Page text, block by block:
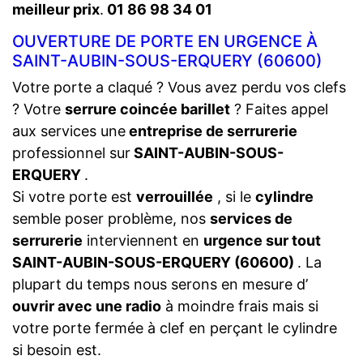
meilleur prix. 01 86 98 34 01
OUVERTURE DE PORTE EN URGENCE À
SAINT-AUBIN-SOUS-ERQUERY (60600)
Votre porte a claqué ? Vous avez perdu vos clefs
? Votre serrure coincée barillet ? Faites appel
aux services uneentreprise de serrurerie
professionnel surSAINT-AUBIN-SOUS-
ERQUERY .
Si votre porte est verrouillée , si le cylindre
semble poser problème, nos services de
serrurerie interviennent en urgence sur tout
SAINT-AUBIN-SOUS-ERQUERY (60600) . La
plupart du temps nous serons en mesure d’
ouvrir avec une radio à moindre frais mais si
votre porte fermée à clef en perçant le cylindre
si besoin est.